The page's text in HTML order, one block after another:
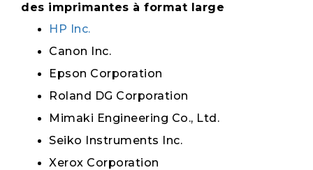
des imprimantes à format large
HP Inc.
Canon Inc.
Epson Corporation
Roland DG Corporation
Mimaki Engineering Co., Ltd.
Seiko Instruments Inc.
Xerox Corporation